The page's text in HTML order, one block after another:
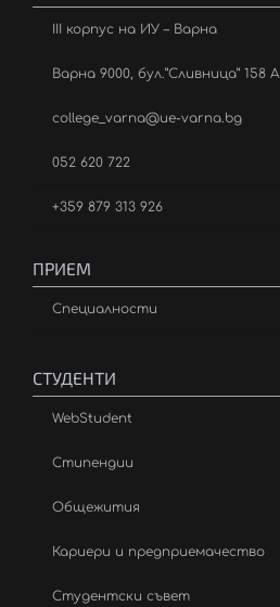
III корпус на ИУ – Варна
Варна 9000, бул.”Сливница” 158 А
college_varna@ue-varna.bg
052 620 722
+359 879 313 926
ПРИЕМ
Специалности
СТУДЕНТИ
WebStudent
Стипендии
Общежития
Кариери и предприемачество
Студентски съвет